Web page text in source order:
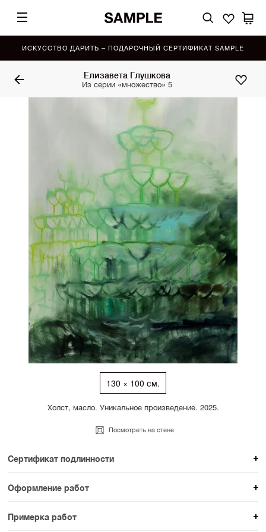
ИСКУССТВО ДАРИТЬ – ПОДАРОЧНЫЙ СЕРТИФИКАТ SAMPLE
Елизавета Глушкова
Из серии «множество» 5
130 × 100 см.
Холст, масло. Уникальное произведение. 2025.
Посмотреть на стене
Сертификат подлинности
К каждому авторскому произведению мы
прикладываем сертификат подлинности. Для товаров
раздела SAMPLE СЕРИЯ сертификаты не
Оформление работ
При покупке произведения вы можете выбрать и
оплатить вариант оформления. На сайте доступен
Примерка работ